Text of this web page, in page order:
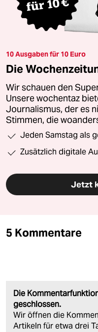
10 Ausgaben für 10 Euro
Die
Wir schauen den
Unsere wochentaz
Journalismus, der es
Stimmen, die
Jeden Samstag als
Zusätzlich digitale
Jetzt
5 Kommentare
Die
geschlossen.
Wir öffnen die
Artikeln für etwa drei